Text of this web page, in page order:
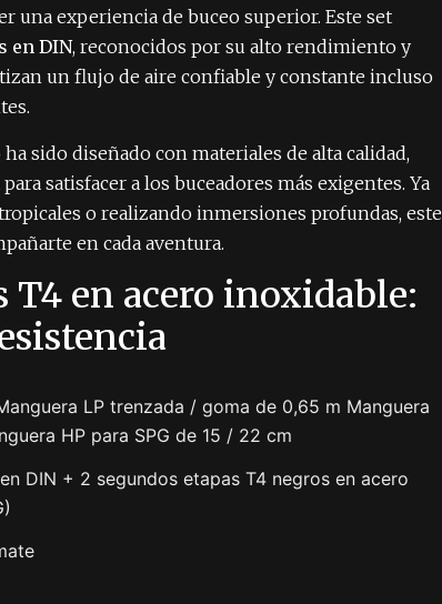
una experiencia de buceo superior. Este set
en DIN, reconocidos por su alto rendimiento y
un flujo de aire confiable y constante incluso
sido diseñado con materiales de alta calidad,
satisfacer a los buceadores más exigentes. Ya
o realizando inmersiones profundas, este
en cada aventura.
T4 en acero inoxidable:
LP trenzada / goma de 0,65 m Manguera
HP para SPG de 15 / 22 cm
DIN + 2 segundos etapas T4 negros en acero